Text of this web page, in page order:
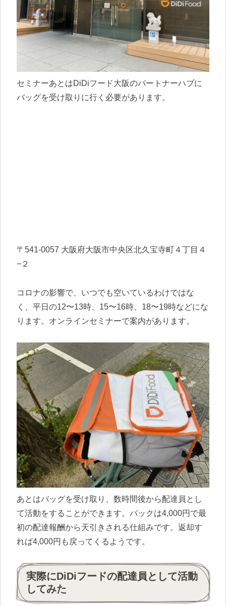
セミナーあとはDiDiフード大阪のパートナーハブに
バッグを受け取りに行く必要があります。
〒541-0057 大阪府大阪市中央区北久宝寺町４丁目４
−２
コロナの影響で、いつでも空いているわけではな
く、平日の12〜13時、15〜16時、18〜19時などにな
ります。オンラインセミナーで案内があります。
あとはバッグを受け取り、数時間後から配達員とし
て活動をすることができます。バックは4,000円で最
初の配達報酬から天引きされる仕組みです。返却す
れば4,000円も戻ってくるようです。
実際にDiDiフードの配達員として活動
してみた